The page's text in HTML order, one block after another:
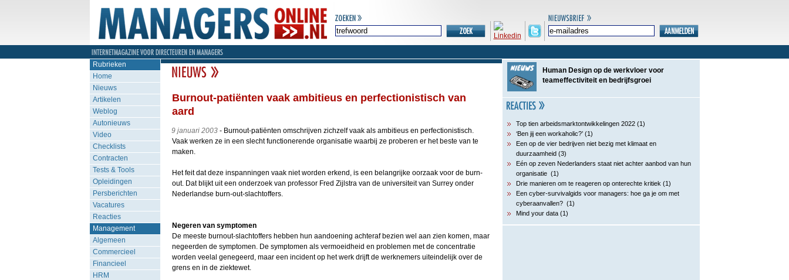
Rubrieken
Home
Nieuws
Artikelen
Weblog
Autonieuws
Video
Checklists
Contracten
Tests & Tools
Opleidingen
Persberichten
Vacatures
Reacties
Management
Algemeen
Commercieel
Financieel
HRM
Burnout-patiënten vaak ambitieus en perfectionistisch van
aard
9 januari 2003- Burnout-patiënten omschrijven zichzelf vaak als ambitieus en perfectionistisch.
Vaak werken ze in een slecht functionerende organisatie waarbij ze proberen er het beste van te
maken.
Het feit dat deze inspanningen vaak niet worden erkend, is een belangrijke oorzaak voor de burn-
out. Dat blijkt uit een onderzoek van professor Fred Zijlstra van de universiteit van Surrey onder
Nederlandse burn-out-slachtoffers.
Negeren van symptomen
De meeste burnout-slachtoffers hebben hun aandoening achteraf bezien wel aan zien komen, maar
negeerden de symptomen. De symptomen als vermoeidheid en problemen met de concentratie
worden veelal genegeerd, maar een incident op het werk drijft de werknemers uiteindelijk over de
grens en in de ziektewet.
Human Design op de werkvloer voor
teameffectiviteit en bedrijfsgroei
Top tien arbeidsmarktontwikkelingen 2022 (1)
‘Ben jij een workaholic?’ (1)
Een op de vier bedrijven niet bezig met klimaat en
duurzaamheid (3)
Eén op zeven Nederlanders staat niet achter aanbod van hun
organisatie (1)
Drie manieren om te reageren op onterechte kritiek (1)
Een cyber-survivalgids voor managers: hoe ga je om met
cyberaanvallen? (1)
Mind your data (1)